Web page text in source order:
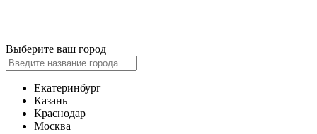
Выберите ваш город
Екатеринбург
Казань
Краснодар
Москва